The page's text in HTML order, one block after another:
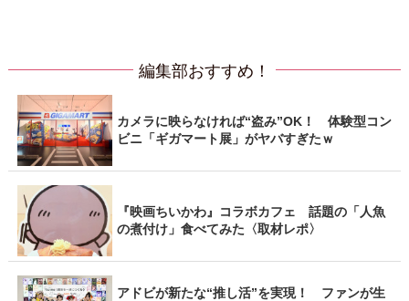
編集部おすすめ！
カメラに映らなければ“盗み”OK！ 体験型コン
ビニ「ギガマート展」がヤバすぎたｗ
『映画ちいかわ』コラボカフェ 話題の「人魚
の煮付け」食べてみた〈取材レポ〉
アドビが新たな“推し活”を実現！ ファンが生